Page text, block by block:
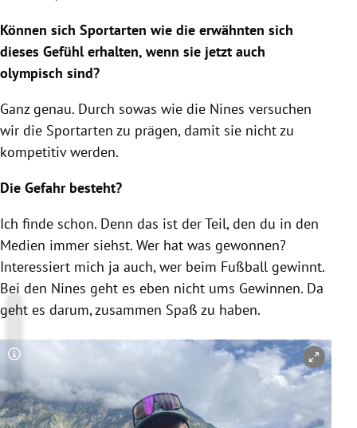
Können sich Sportarten wie die erwähnten sich
dieses Gefühl erhalten, wenn sie jetzt auch
olympisch sind?
Ganz genau. Durch sowas wie die Nines versuchen
wir die Sportarten zu prägen, damit sie nicht zu
kompetitiv werden.
Die Gefahr besteht?
Ich finde schon. Denn das ist der Teil, den du in den
Medien immer siehst. Wer hat was gewonnen?
Interessiert mich ja auch, wer beim Fußball gewinnt.
Bei den Nines geht es eben nicht ums Gewinnen. Da
geht es darum, zusammen Spaß zu haben.
Copyright-Hinweis öffnen/schließen